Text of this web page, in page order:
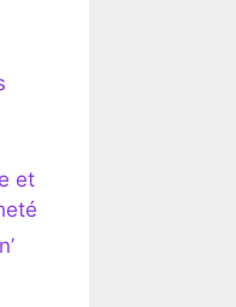
et